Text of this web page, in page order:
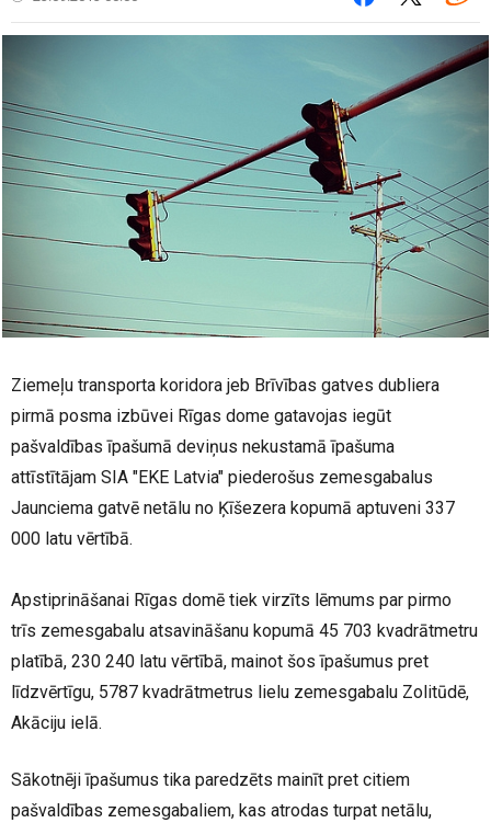
Ziemeļu transporta koridora jeb Brīvības gatves dubliera
pirmā posma izbūvei Rīgas dome gatavojas iegūt
pašvaldības īpašumā deviņus nekustamā īpašuma
attīstītājam SIA "EKE Latvia" piederošus zemesgabalus
Jaunciema gatvē netālu no Ķīšezera kopumā aptuveni 337
000 latu vērtībā.
Apstiprināšanai Rīgas domē tiek virzīts lēmums par pirmo
trīs zemesgabalu atsavināšanu kopumā 45 703 kvadrātmetru
platībā, 230 240 latu vērtībā, mainot šos īpašumus pret
līdzvērtīgu, 5787 kvadrātmetrus lielu zemesgabalu Zolitūdē,
Akāciju ielā.
Sākotnēji īpašumus tika paredzēts mainīt pret citiem
pašvaldības zemesgabaliem, kas atrodas turpat netālu,